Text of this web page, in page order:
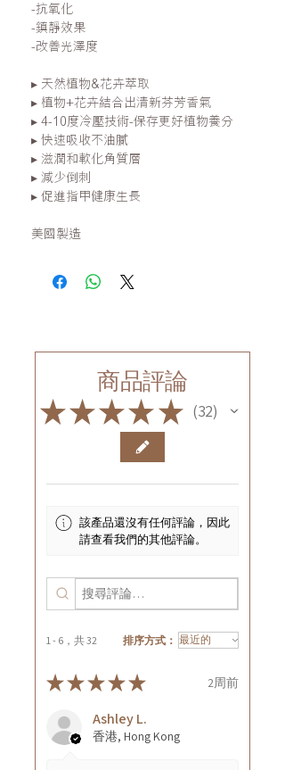
-抗氧化
-鎮靜效果
-改善光澤度
▸ 天然植物&花卉萃取
▸ 植物+花卉結合出清新芬芳香氣
▸ 4-10度冷壓技術-保存更好植物養分
▸ 快速吸收不油膩
▸ 滋潤和軟化角質層
▸ 減少倒刺
▸ 促進指甲健康生長
美國製造
商品評論
★★★★★ 32
32
該產品還沒有任何評論，因此
請查看我們的其他評論。
1 - 6，共 32 排序方式：
★★★★★ 2周前
Ashley L.
香港, Hong Kong